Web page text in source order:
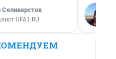
Селиверстов
UFA1.RU